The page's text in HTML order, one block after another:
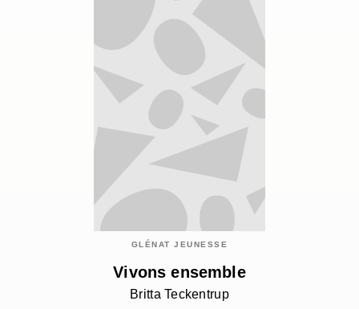
GLÉNAT JEUNESSE
Vivons ensemble
Britta Teckentrup